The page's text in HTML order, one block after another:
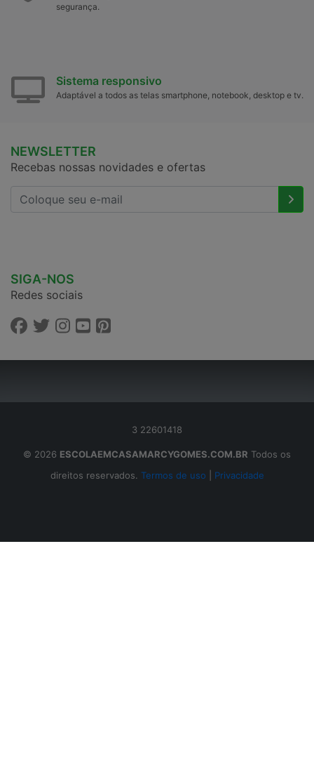
segurança.
Sistema responsivo
Adaptável a todos as telas smartphone, notebook, desktop e tv.
NEWSLETTER
Recebas nossas novidades e ofertas
SIGA-NOS
Redes sociais
3 22601418
© 2026 ESCOLAEMCASAMARCYGOMES.COM.BR Todos os
direitos reservados. Termos de uso Privacidade